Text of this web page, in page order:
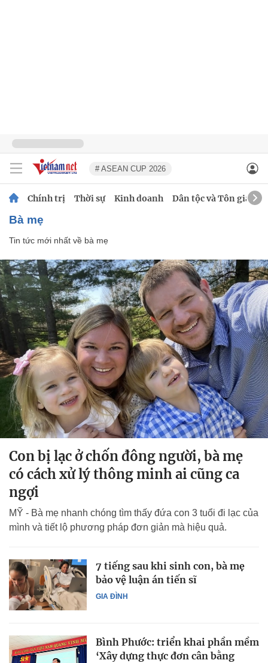
# ASEAN CUP 2026
Chính trị Thời sự Kinh doanh Dân tộc và Tôn giáo
bà mẹ
Tin tức mới nhất về bà mẹ
Con bị lạc ở chốn đông người, bà mẹ
có cách xử lý thông minh ai cũng ca
ngợi
MỸ - Bà mẹ nhanh chóng tìm thấy đứa con 3 tuổi đi lạc của
mình và tiết lộ phương pháp đơn giản mà hiệu quả.
GIA ĐÌNH
7 tiếng sau khi sinh con, bà mẹ
bảo vệ luận án tiến sĩ
Bình Phước: triển khai phần mềm
‘Xây dựng thực đơn cân bằng